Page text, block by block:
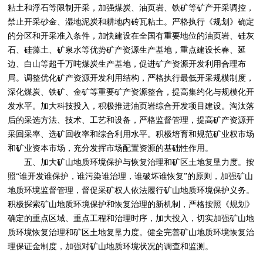
粘土和浮石等限制开采，加强煤炭、油页岩、铁矿等矿产开采调控，
禁止开采砂金、湿地泥炭和耕地内砖瓦粘土。严格执行《规划》确定
的分区和开采准入条件，加快建设在全国有重要地位的油页岩、硅灰
石、硅藻土、矿泉水等优势矿产资源生产基地，重点建设长春、延
边、白山等超千万吨煤炭生产基地，促进矿产资源开发利用合理布
局。调整优化矿产资源开发利用结构，严格执行最低开采规模制度，
深化煤炭、铁矿、金矿等重要矿产资源整合，提高集约化与规模化开
发水平。加大科技投入，积极推进油页岩综合开发项目建设。淘汰落
后的采选方法、技术、工艺和设备，严格监督管理，提高矿产资源开
采回采率、选矿回收率和综合利用水平。积极培育和规范矿业权市场
和矿业资本市场，充分发挥市场配置资源的基础性作用。
五、加大矿山地质环境保护与恢复治理和矿区土地复垦力度。按
照“谁开发谁保护，谁污染谁治理，谁破坏谁恢复”的原则，加强矿山
地质环境监督管理，督促采矿权人依法履行矿山地质环境保护义务。
积极探索矿山地质环境保护和恢复治理的新机制，严格按照《规划》
确定的重点区域、重点工程和治理时序，加大投入，切实加强矿山地
质环境恢复治理和矿区土地复垦力度。健全完善矿山地质环境恢复治
理保证金制度，加强对矿山地质环境状况的调查和监测。